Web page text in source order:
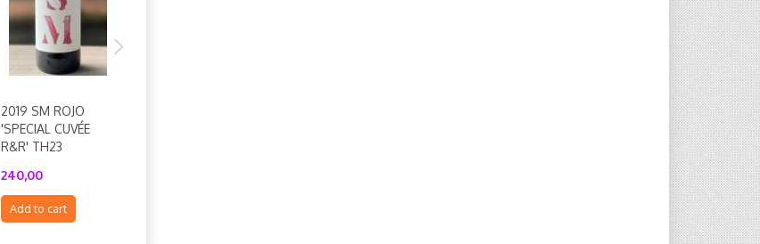
2019 SM ROJO
'SPECIAL CUVÉE
R&R' TH23
240,00
Add to cart